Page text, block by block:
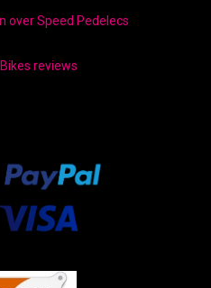
over Speed Pedelecs
reviews